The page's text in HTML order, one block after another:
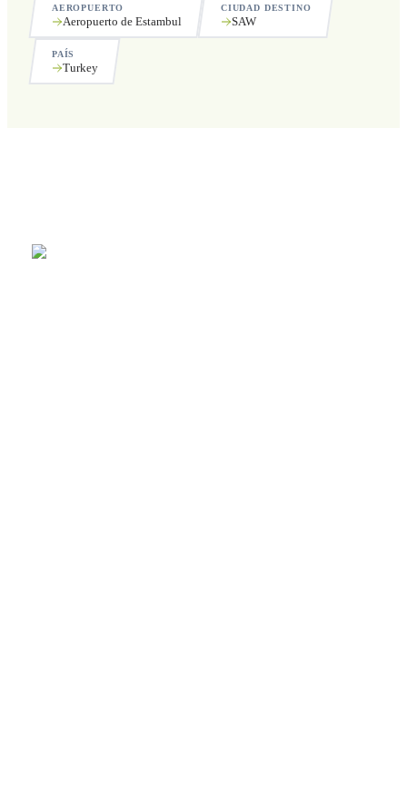
AEROPUERTO
Aeropuerto de Estambul
CIUDAD DESTINO
SAW
PAÍS
Turkey